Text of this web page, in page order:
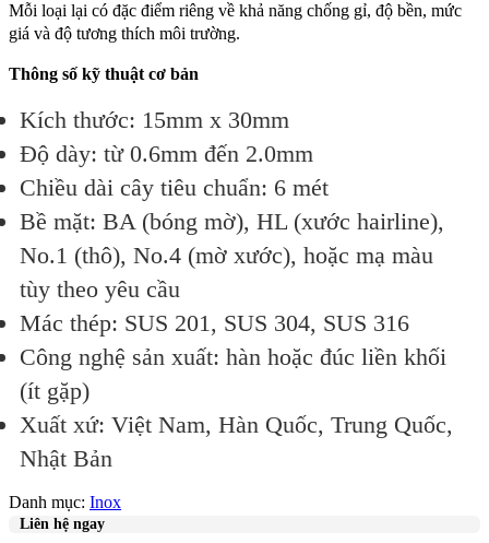
Mỗi loại lại có đặc điểm riêng về khả năng chống gỉ, độ bền, mức
giá và độ tương thích môi trường.
Thông số kỹ thuật cơ bản
Kích thước: 15mm x 30mm
Độ dày: từ 0.6mm đến 2.0mm
Chiều dài cây tiêu chuẩn: 6 mét
Bề mặt: BA (bóng mờ), HL (xước hairline),
No.1 (thô), No.4 (mờ xước), hoặc mạ màu
tùy theo yêu cầu
Mác thép: SUS 201, SUS 304, SUS 316
Công nghệ sản xuất: hàn hoặc đúc liền khối
(ít gặp)
Xuất xứ: Việt Nam, Hàn Quốc, Trung Quốc,
Nhật Bản
Danh mục: Inox
Liên hệ ngay